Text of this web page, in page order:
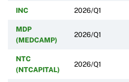
INC 2026/Q1
MDP
(MEDCAMP)
2026/Q1
NTC
(NTCAPITAL)
2026/Q1